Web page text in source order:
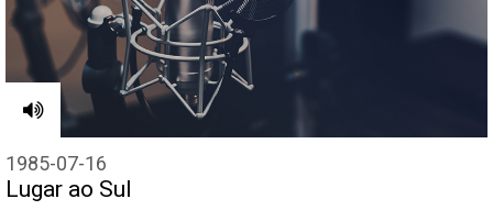
1985-07-16
Lugar ao Sul